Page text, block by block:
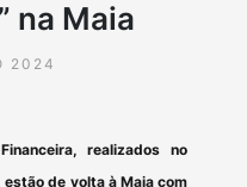
na Maia
2024
realizados no
estão de volta à Maia com